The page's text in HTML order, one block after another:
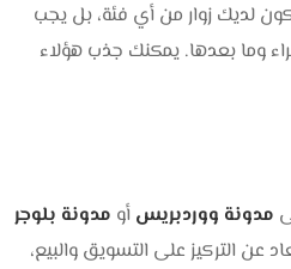
لديك زوار من أي فئة، بل يجب
وما بعدها. يمكنك جذب هؤلاء
مدونة ووردبريس أو مدونة بلوجر
التركيز على التسويق والبيع،